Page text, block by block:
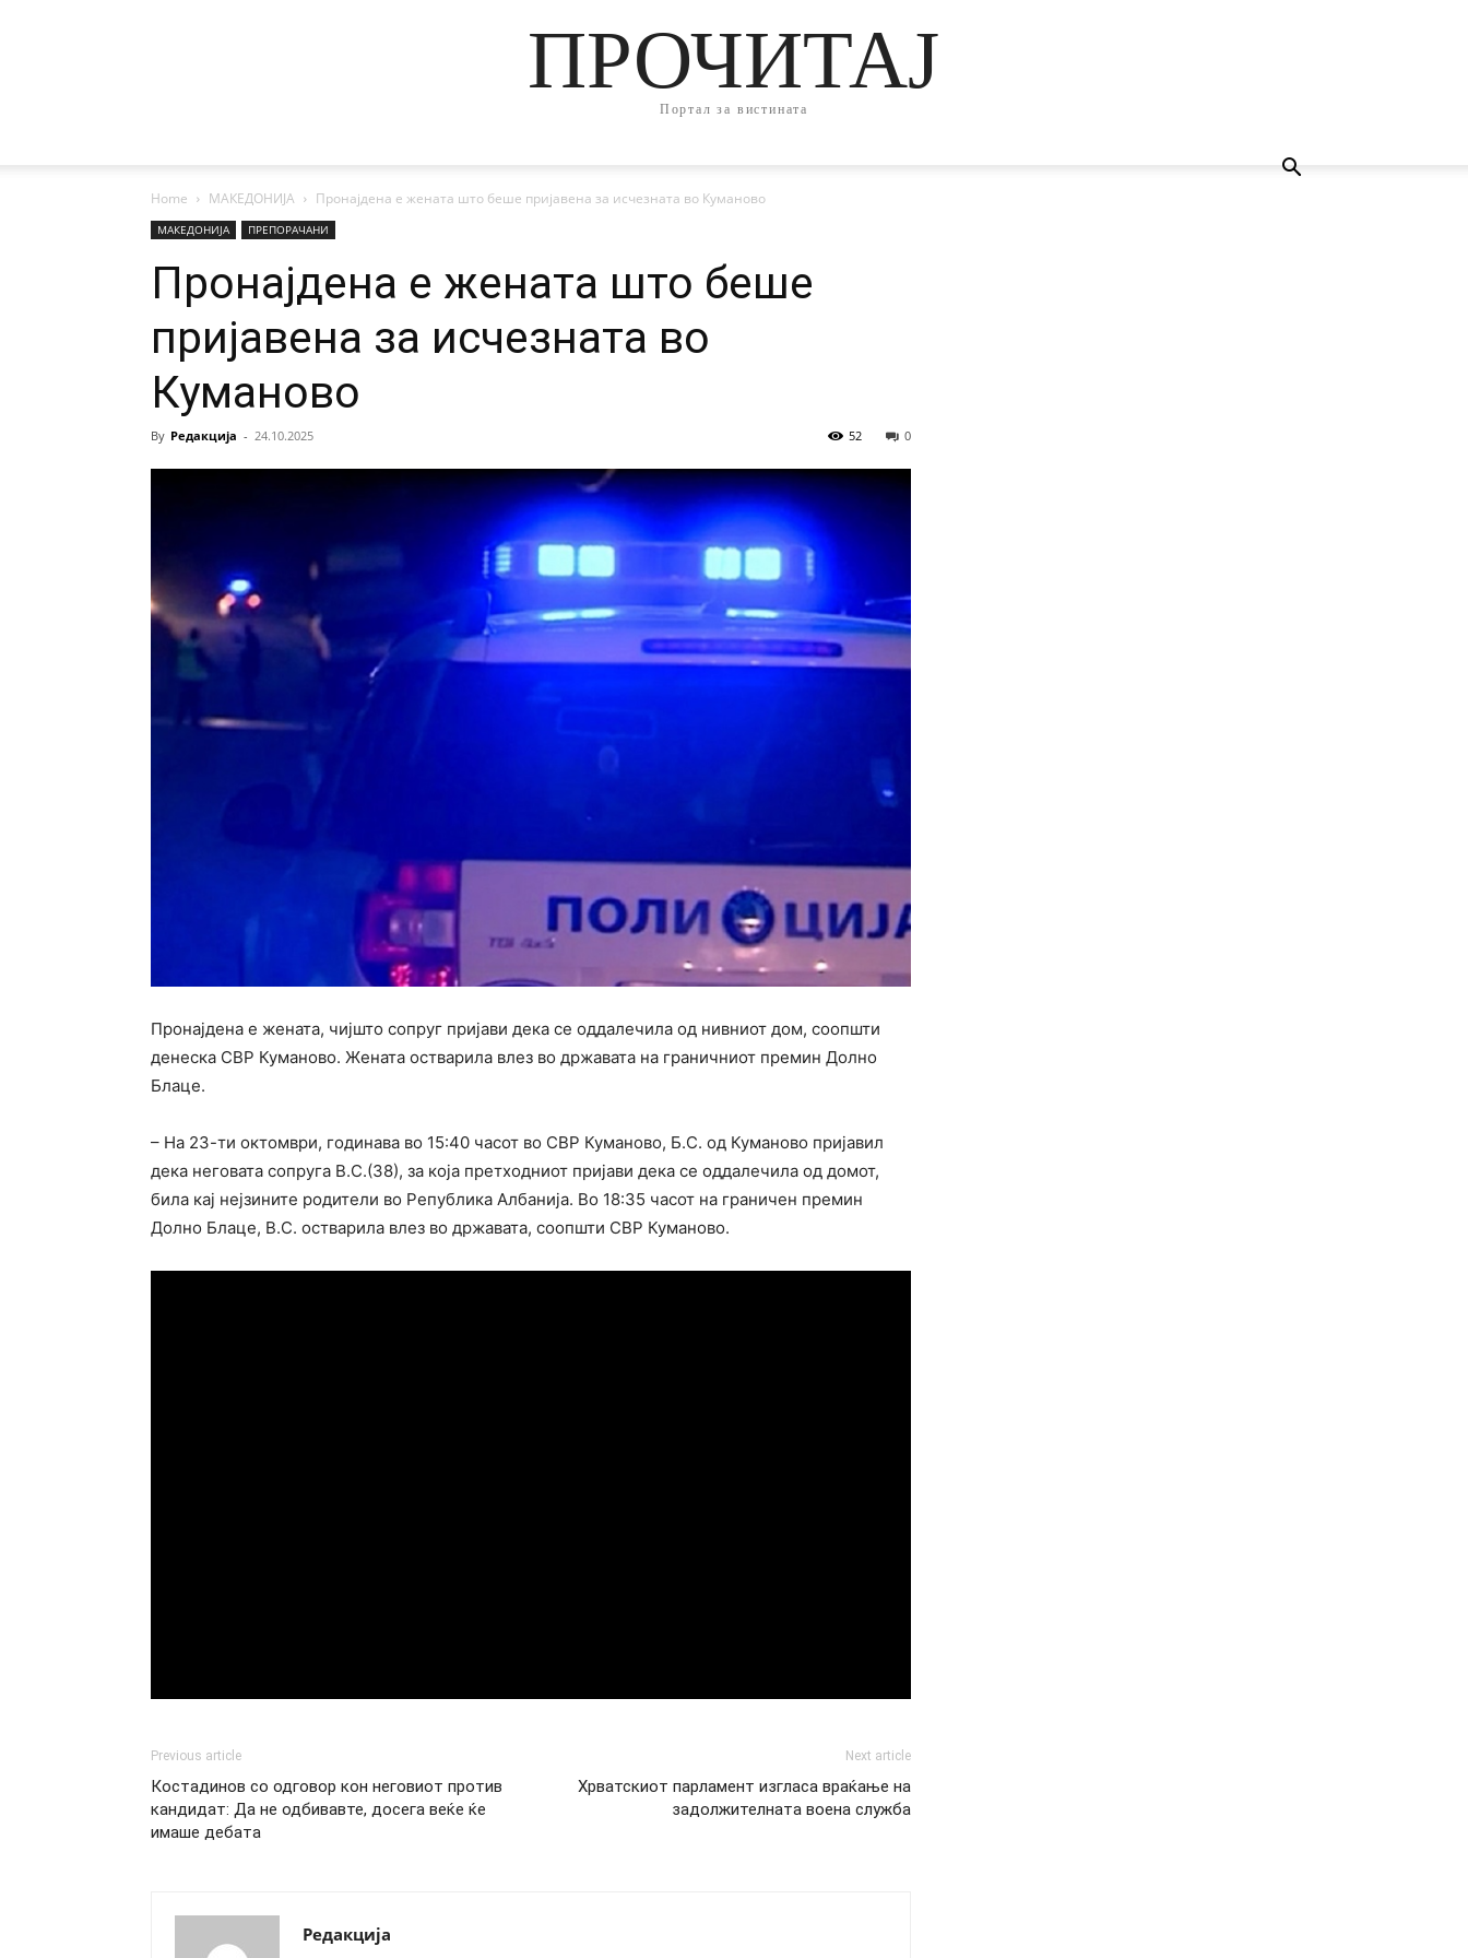
ПРОЧИТАЈ
Портал за вистината
Home МАКЕДОНИЈА Пронајдена е жената што беше пријавена за исчезната во Куманово
МАКЕДОНИЈА ПРЕПОРАЧАНИ
Пронајдена е жената што беше
пријавена за исчезната во
Куманово
By Редакција - 24.10.2025 0
52
Пронајдена е жената, чијшто сопруг пријави дека се оддалечила од нивниот дом, соопшти
денеска СВР Куманово. Жената остварила влез во државата на граничниот премин Долно
Блаце.
– На 23-ти октомври, годинава во 15:40 часот во СВР Куманово, Б.С. од Куманово пријавил
дека неговата сопруга В.С.(38), за која претходниот пријави дека се оддалечила од домот,
била кај нејзините родители во Република Албанија. Во 18:35 часот на граничен премин
Долно Блаце, В.С. остварила влез во државата, соопшти СВР Куманово.
Previous article
Костадинов со одговор кон неговиот против
кандидат: Да не одбивавте, досега веќе ќе
имаше дебата
Next article
Хрватскиот парламент изгласа враќање на
задолжителната воена служба
Редакција